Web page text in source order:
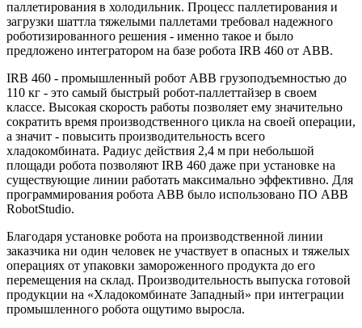
паллетирования в холодильник. Процесс паллетирования и
загрузки шаттла тяжелыми паллетами требовал надежного
роботизированного решения - именно такое и было
предложено интегратором на базе робота IRB 460 от ABB.
IRB 460 - промышленный робот ABB грузоподъемностью до
110 кг - это самый быстрый робот-паллеттайзер в своем
классе. Высокая скорость работы позволяет ему значительно
сократить время производственного цикла на своей операции,
а значит - повысить производительность всего
хладокомбината. Радиус действия 2,4 м при небольшой
площади робота позволяют IRB 460 даже при установке на
существующие линии работать максимально эффективно. Для
программирования робота ABB было использовано ПО ABB
RobotStudio.
Благодаря установке робота на производственной линии
заказчика ни один человек не участвует в опасных и тяжелых
операциях от упаковки замороженного продукта до его
перемещения на склад. Производительность выпуска готовой
продукции на «Хладокомбинате Западный» при интеграции
промышленного робота ощутимо выросла.